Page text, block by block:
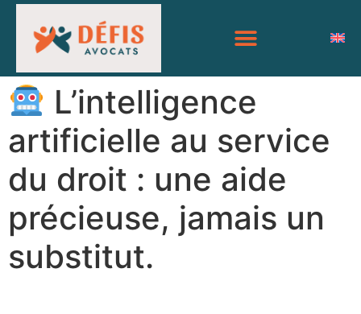
L’intelligence
artificielle au service
du droit : une aide
précieuse, jamais un
substitut.